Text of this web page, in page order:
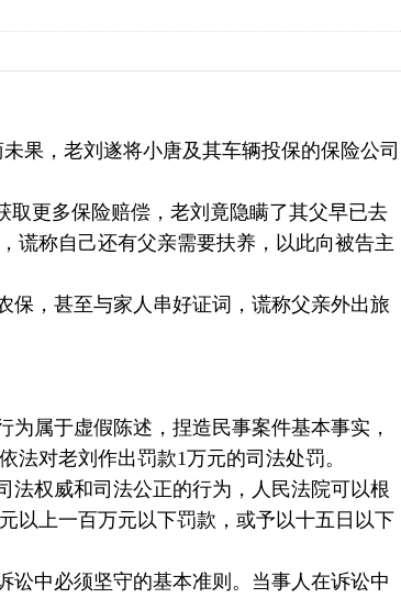
果，老刘遂将小唐及其车辆投保的保险公司
取更多保险赔偿，老刘竟隐瞒了其父早已去
谎称自己还有父亲需要扶养，以此向被告主
保，甚至与家人串好证词，谎称父亲外出旅
属于虚假陈述，捏造民事案件基本事实，
对老刘作出罚款1万元的司法处罚。
法权威和司法公正的行为，人民法院可以根
以上一百万元以下罚款，或予以十五日以下
讼中必须坚守的基本准则。当事人在诉讼中